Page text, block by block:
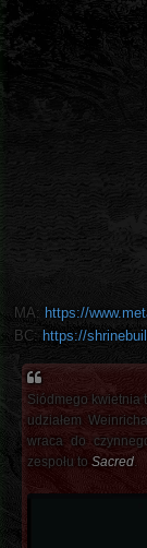
MA: https://
BC: https://
Siódmego kwietnia
udziałem
wraca do
zespołu to Sacred